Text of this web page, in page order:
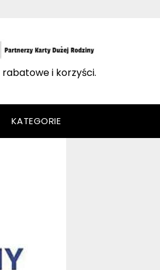
rabatowe i korzyści.
KATEGORIE